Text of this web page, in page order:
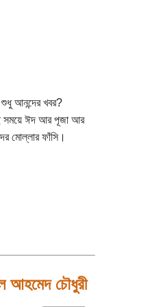
আনন্দের খবর?
সময়ে ঈদ আর পূজা আর
মোল্লার ফাঁসি।
আহমেদ চৌধুরী